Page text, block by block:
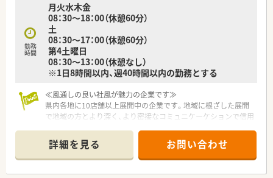
勤務
時間
月火水木金
08：30～18：00（休憩60分）
土
08：30～17：00（休憩60分）
第4土曜日
08：30～13：00（休憩なし）
※1日8時間以内、週40時間以内の勤務とする
≪風通しの良い社風が魅力の企業です≫
県内各地に10店舗以上展開中の企業です。地域に根ざした展開
で地域の方とより深く、より密接なコミュニケーケションで信用
護分野へも事業を展開しております。風通しの良い社風で、社員
一人ひとりが意見を言うことができ、能力を発揮できる環境を大
切にしています。失敗を恐れずに挑戦する姿勢を持つ社員を評
価する仕組みを作っており、表に見えにくいところもしっかり評
詳細を見る お問い合わせ